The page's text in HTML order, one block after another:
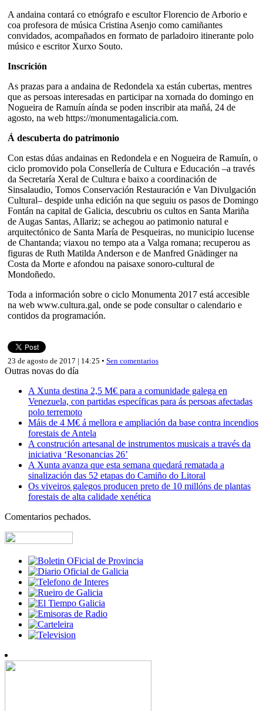
A andaina contará co etnógrafo e escultor Florencio de Arborio e
coa profesora de música Cristina Asenjo como camiñantes
convidados, acompañados en formato de parladoiro itinerante polo
músico e escritor Xurxo Souto.
Inscrición
As prazas para a andaina de Redondela xa están cubertas, mentres
que as persoas interesadas en participar na xornada do domingo en
Nogueira de Ramuín aínda se poden inscribir ata mañá, 24 de
agosto, na web https://monumentagalicia.com.
Á descuberta do patrimonio
Con estas dúas andainas en Redondela e en Nogueira de Ramuín, o
ciclo promovido pola Consellería de Cultura e Educación –a través
da Secretaría Xeral de Cultura e baixo a coordinación de
Sinsalaudio, Tomos Conservación Restauración e Van Divulgación
Cultural– despide unha edición na que seguiu os pasos de Domingo
Fontán na capital de Galicia, descubriu os cultos en Santa Mariña
de Augas Santas, Allariz; se achegou ao patimonio natural e
arquitectónico de Santa María de Pesqueiras, no municipio lucense
de Chantanda; viaxou no tempo ata a Valga romana; recuperou as
figuras de Ruth Matilda Anderson e de Manfred Gnädinger na
Costa da Morte e afondou na paisaxe sonoro-cultural de
Mondoñedo.
Toda a información sobre o ciclo Monumenta 2017 está accesible
na web www.cultura.gal, onde se pode consultar o calendario e
contidos da programación.
23 de agosto de 2017 | 14:25 • Sen comentarios
Outras novas do día
A Xunta destina 2,5 M€ para a comunidade galega en
Venezuela, con partidas específicas para ás persoas afectadas
polo terremoto
Máis de 4 M€ á mellora e ampliación da base contra incendios
forestais de Antela
A construción artesanal de instrumentos musicais a través da
iniciativa ‘Resonancias 26’
A Xunta avanza que esta semana quedará rematada a
sinalización das 52 etapas do Camiño do Litoral
Os viveiros galegos producen preto de 10 millóns de plantas
forestais de alta calidade xenética
Comentarios pechados.